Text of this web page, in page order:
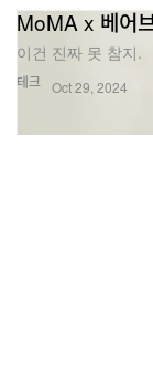
테크
MoMA x 베어
이건 진짜 못 참지.
Oct 29, 2024